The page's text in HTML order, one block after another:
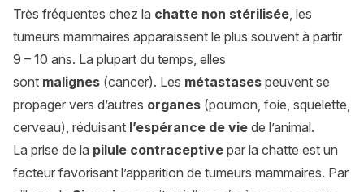
Très fréquentes chez la chatte non stérilisée, les
tumeurs mammaires apparaissent le plus souvent à partir
9 – 10 ans. La plupart du temps, elles
sont malignes (cancer). Les métastases peuvent se
propager vers d’autres organes (poumon, foie, squelette,
cerveau), réduisant l’espérance de vie de l’animal.
La prise de la pilule contraceptive par la chatte est un
facteur favorisant l’apparition de tumeurs mammaires. Par